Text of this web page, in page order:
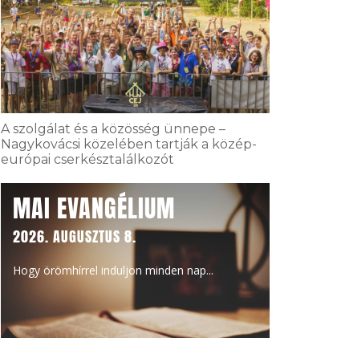
A szolgálat és a közösség ünnepe –
Nagykovácsi közelében tartják a közép-
európai cserkésztalálkozót
MAI EVANGÉLIUM
2026. AUGUSZTUS 8.
Hogy örömhírrel induljon minden nap...